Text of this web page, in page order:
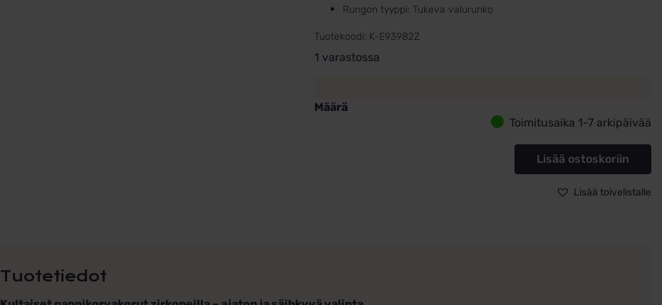
Rungon tyyppi: Tukeva valurunko
Tuotekoodi: K-E93982Z
1 varastossa
Määrä
Toimitusaika 1-7 arkipäivää
Lisää ostoskoriin
Lisää toivelistalle
Tuotetiedot